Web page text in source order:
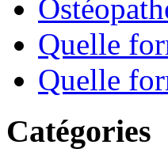
Quelle
Quelle
Catégories